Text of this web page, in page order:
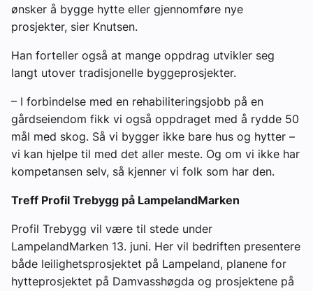
ønsker å bygge hytte eller gjennomføre nye
prosjekter, sier Knutsen.
Han forteller også at mange oppdrag utvikler seg
langt utover tradisjonelle byggeprosjekter.
– I forbindelse med en rehabiliteringsjobb på en
gårdseiendom fikk vi også oppdraget med å rydde 50
mål med skog. Så vi bygger ikke bare hus og hytter –
vi kan hjelpe til med det aller meste. Og om vi ikke har
kompetansen selv, så kjenner vi folk som har den.
Treff Profil Trebygg på LampelandMarken
Profil Trebygg vil være til stede under
LampelandMarken 13. juni. Her vil bedriften presentere
både leilighetsprosjektet på Lampeland, planene for
hytteprosjektet på Damvasshøgda og prosjektene på